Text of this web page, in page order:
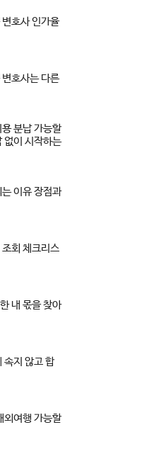
호사 인가율
호사는 다른
분납 가능할
없이 시작하는
이유 장점과
회 체크리스
내 몫을 찾아
속지 않고 합
외여행 가능할